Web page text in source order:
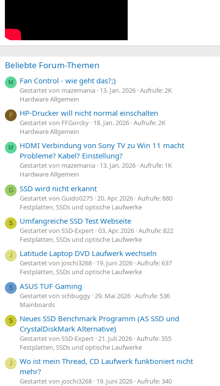
Beliebte Forum-Themen
M Fan Control - wie geht das?;)
Gestartet von mazemania 13. Jan. 2026 Aufrufe: 2K
Hardware Allgemein
F HP-Drucker will nicht normal einschalten
Gestartet von FFGorcky 18. Jan. 2026 Aufrufe: 2K
Hardware Allgemein
M
HDMI Verbindung von Sony TV zu Win 11 macht
Probleme? Kabel? Einstellung?
Gestartet von mazemania 13. Jan. 2026 Aufrufe: 1K
Hardware Allgemein
G SSD wird nicht erkannt
Gestartet von Guido0275 20. Apr. 2026 Aufrufe: 880
Festplatten, SSDs und optische Laufwerke
S Umfangreiche SSD Test Webseite
Gestartet von SSD-Expert 03. Apr. 2026 Aufrufe: 822
Festplatten, SSDs und optische Laufwerke
J Latitude Laptop DVD Laufwerk wechseln
Gestartet von joschi3268 19. Juni 2026 Aufrufe: 637
Festplatten, SSDs und optische Laufwerke
S ASUS TUF Gaming
Gestartet von schbuggy 29. Mai 2026 Aufrufe: 536
Mainboards
S
Neues SSD Benchmark Programm (AS SSD und
CrystalDiskMark Alternative)
Gestartet von SSD-Expert 21. Juli 2026 Aufrufe: 355
Festplatten, SSDs und optische Laufwerke
J
Wo ist mein Thread, CD Laufwerk funktioniert nicht
mehr?
Gestartet von joschi3268 19. Juni 2026 Aufrufe: 340